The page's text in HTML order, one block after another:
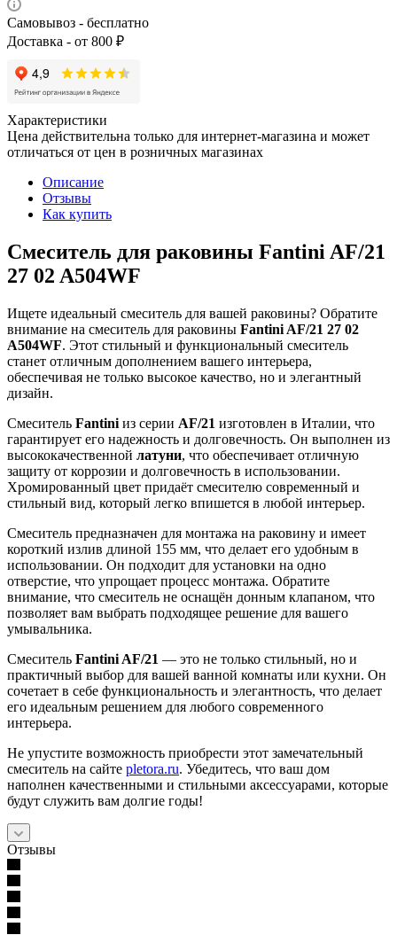
Самовывоз - бесплатно
Доставка - от 800 ₽
Характеристики
Цена действительна только для интернет-магазина и может
отличаться от цен в розничных магазинах
Описание
Отзывы
Как купить
Смеситель для раковины Fantini AF/21
27 02 A504WF
Ищете идеальный смеситель для вашей раковины? Обратите
внимание на смеситель для раковины Fantini AF/21 27 02
A504WF. Этот стильный и функциональный смеситель
станет отличным дополнением вашего интерьера,
обеспечивая не только высокое качество, но и элегантный
дизайн.
Смеситель Fantini из серии AF/21 изготовлен в Италии, что
гарантирует его надежность и долговечность. Он выполнен из
высококачественной латуни, что обеспечивает отличную
защиту от коррозии и долговечность в использовании.
Хромированный цвет придаёт смесителю современный и
стильный вид, который легко впишется в любой интерьер.
Смеситель предназначен для монтажа на раковину и имеет
короткий излив длиной 155 мм, что делает его удобным в
использовании. Он подходит для установки на одно
отверстие, что упрощает процесс монтажа. Обратите
внимание, что смеситель не оснащён донным клапаном, что
позволяет вам выбрать подходящее решение для вашего
умывальника.
Смеситель Fantini AF/21 — это не только стильный, но и
практичный выбор для вашей ванной комнаты или кухни. Он
сочетает в себе функциональность и элегантность, что делает
его идеальным решением для любого современного
интерьера.
Не упустите возможность приобрести этот замечательный
смеситель на сайте pletora.ru. Убедитесь, что ваш дом
наполнен качественными и стильными аксессуарами, которые
будут служить вам долгие годы!
Отзывы